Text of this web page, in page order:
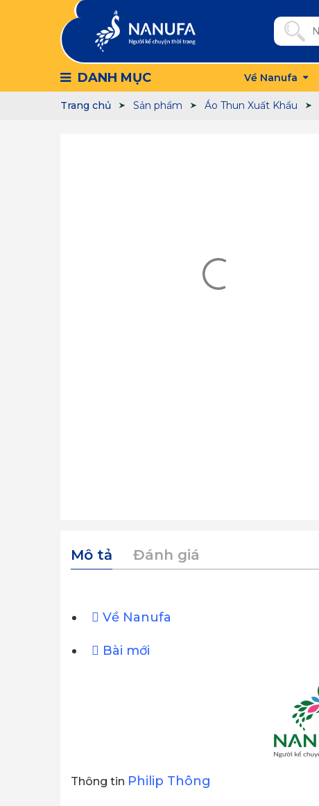
DANH MỤC Về Nanufa
Trang chủ Sản phẩm Áo Thun Xuất Khẩu
Mô tả Đánh giá
Về Nanufa
Bài mới
Thông tin Philip Thông